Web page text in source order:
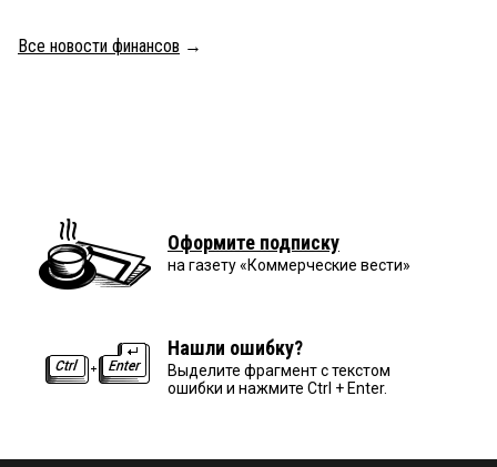
Все новости финансов →
Оформите подписку
на газету «Коммерческие вести»
Нашли ошибку?
Выделите фрагмент с текстом
ошибки и нажмите Ctrl + Enter.